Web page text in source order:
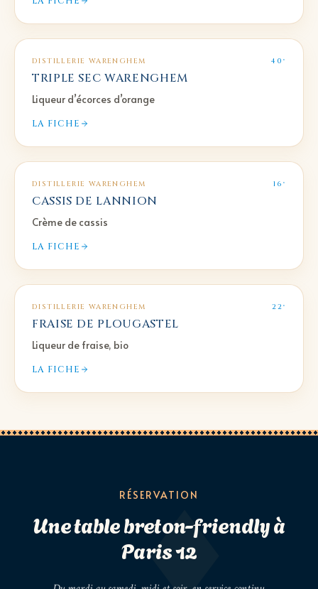
DISTILLERIE WARENGHEM 40°
TRIPLE SEC WARENGHEM
Liqueur d’écorces d’orange
LA FICHE
DISTILLERIE WARENGHEM 16°
CASSIS DE LANNION
Crème de cassis
LA FICHE
DISTILLERIE WARENGHEM 22°
FRAISE DE PLOUGASTEL
Liqueur de fraise, bio
LA FICHE
RÉSERVATION
Une table breton-friendly à
Paris 12